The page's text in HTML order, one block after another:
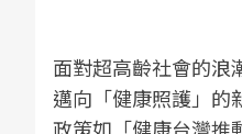
面對超高齡社會的浪
邁向「健康照護」的